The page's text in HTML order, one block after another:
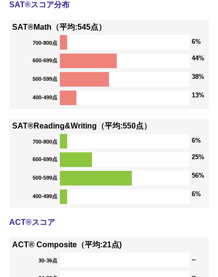
SAT®スコア分布
SAT®Math（平均:545点）
700-800点 6%
600-699点 44%
500-599点 38%
400-499点 13%
SAT®Reading&Writing（平均:550点）
700-800点 6%
600-699点 25%
500-599点 56%
400-499点 6%
ACT®スコア
ACT® Composite（平均:21点)
30-36点 --